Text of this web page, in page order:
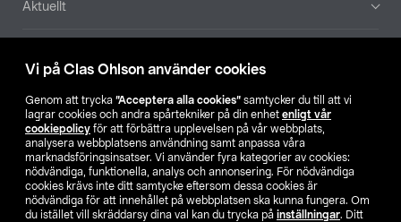
Vi på Clas Ohlson använder cookies
Genom att trycka ”Acceptera alla cookies” samtycker du till att vi
lagrar cookies och andra spårtekniker på din enhet enligt vår
cookiepolicy för att förbättra upplevelsen på vår webbplats,
analysera webbplatsens användning samt anpassa våra
marknadsföringsinsatser. Vi använder fyra kategorier av cookies:
nödvändiga, funktionella, analys och annonsering. För nödvändiga
cookies krävs inte ditt samtycke eftersom dessa cookies är
nödvändiga för att innehållet på webbplatsen ska kunna fungera. Om
du istället vill skräddarsy dina val kan du trycka på inställningar. Ditt
Aktuellt
Hitta butik
SE NO FI